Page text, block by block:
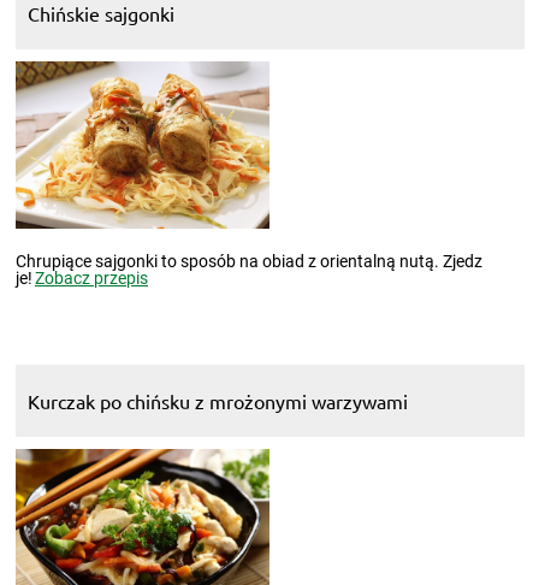
Chińskie sajgonki
Chrupiące sajgonki to sposób na obiad z orientalną nutą. Zjedz
je!Zobacz przepis
Kurczak po chińsku z mrożonymi warzywami